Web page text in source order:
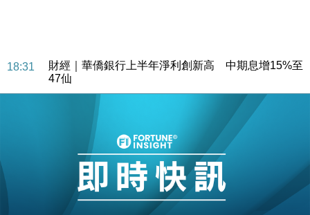
18:31
財經｜華僑銀行上半年淨利創新高 中期息增15%至
47仙
財經｜滙豐上調香港今年GDP預測至4.5% 看好貿易
及消費表現
本地｜假冒內地執法人員要求交「保證金」 43歲女子
損失近6900萬元
財經｜日經失守6.5萬點後回穩 全周仍升近2%
15:47
財經｜恒隆10月換帥 玩具「反」斗城亞洲CEO蔡德